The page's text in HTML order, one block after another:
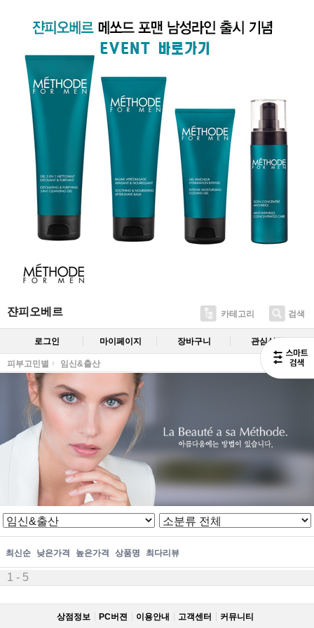
쟌피오베르 카테고리 검색
로그인 마이페이지 장바구니 관심상품
피부고민별 임신&출산
최신순 낮은가격 높은가격 상품명 최다리뷰
1 - 5
상점정보 PC버젼 이용안내 고객센터 커뮤니티